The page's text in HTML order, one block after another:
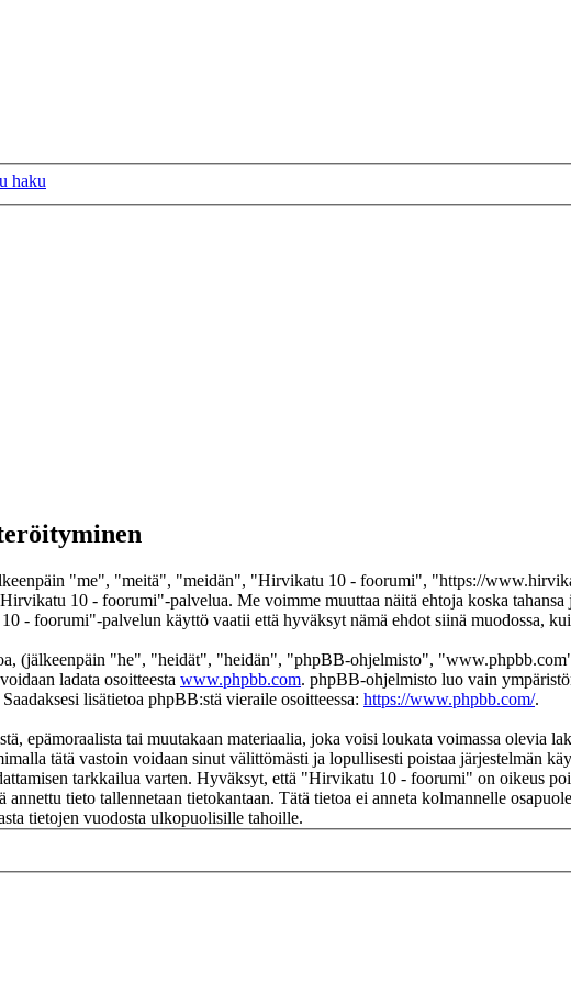
haku
"me", "meitä", "meidän", "Hirvikatu 10 - foorumi", "https://
10 - foorumi"-palvelua. Me voimme muuttaa näitä ehtoja koska
- foorumi"-palvelun käyttö vaatii että hyväksyt nämä ehdot siinä muodossa,
(jälkeenpäin "he", "heidät", "heidän", "phpBB-ohjelmisto",
ladata osoitteesta www.phpbb.com. phpBB-ohjelmisto luo vain
lisätietoa phpBB:stä vieraile osoitteessa: https://www.phpbb.com/.
epämoraalista tai muutakaan materiaalia, joka voisi loukata voimassa olevia
tätä vastoin voidaan sinut välittömästi ja lopullisesti poistaa järjestelmän
tarkkailua varten. Hyväksyt, että "Hirvikatu 10 - foorumi" on oikeus
annettu tieto tallennetaan tietokantaan. Tätä tietoa ei anneta kolmannelle
tietojen vuodosta ulkopuolisille tahoille.